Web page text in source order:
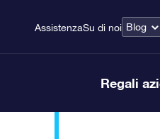
AssistenzaSu di noi Blog
Regali